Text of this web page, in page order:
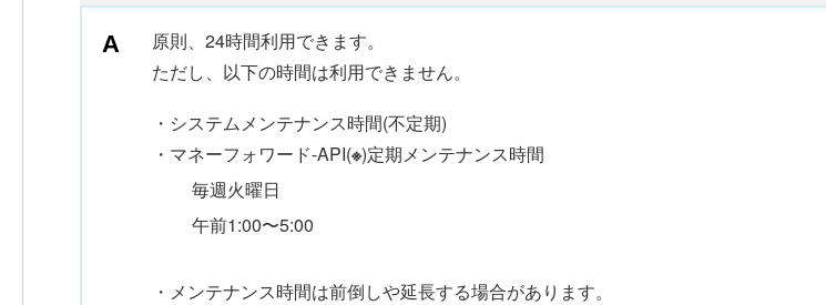
原則、24時間利用できます。
ただし、以下の時間は利用できません。
・システムメンテナンス時間(不定期)
・マネーフォワード-API(※)定期メンテナンス時間
毎週火曜日
午前1:00〜5:00
・メンテナンス時間は前倒しや延長する場合があります。